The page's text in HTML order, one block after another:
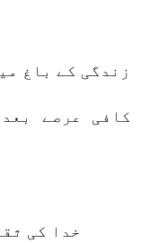
زندگی کے باغ
کافی عرصے
خدا کی